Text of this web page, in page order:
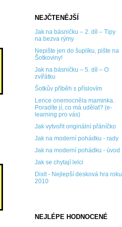
NEJČTENĚJŠÍ
Jak na básničku – 2. díl – Tipy
na bezva rýmy
Nepište jen do šuplíku, pište na
Šotkoviny!
Jak na básničku – 5. díl – O
zvířátku
Šotkův příběh s příslovím
Lence onemocněla maminka.
Poradíte jí, co má udělat? (e-
learning pro vás)
Jak vytvořit originální přáníčko
Jak na moderní pohádku - rady
Jak na moderní pohádku - úvod
Jak se chytají lelci
Dixit - Nejlepší desková hra roku
2010
NEJLÉPE HODNOCENÉ